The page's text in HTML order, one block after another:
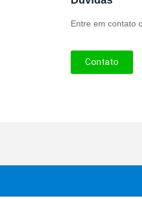
Entre em contato
Contato